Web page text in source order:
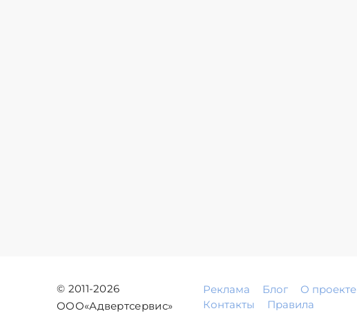
© 2011-2026
ООО«Адвертсервис»
Реклама Блог
О проекте
Контакты
Правила